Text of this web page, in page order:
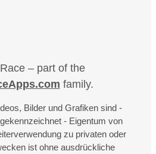
– part of the
family.
Bilder und Grafiken sind -
- Eigentum von
zu privaten oder
ist ohne ausdrückliche